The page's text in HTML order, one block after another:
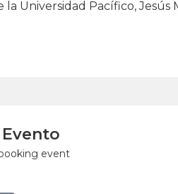
la Universidad Pacífico, Jesús
event